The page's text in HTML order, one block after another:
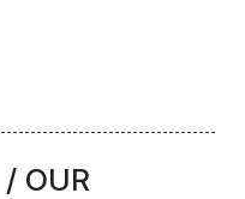
OUR